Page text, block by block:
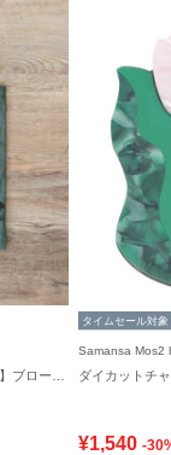
タイムセール対象
Samansa Mos2
ダイカットチ
¥1,540 -